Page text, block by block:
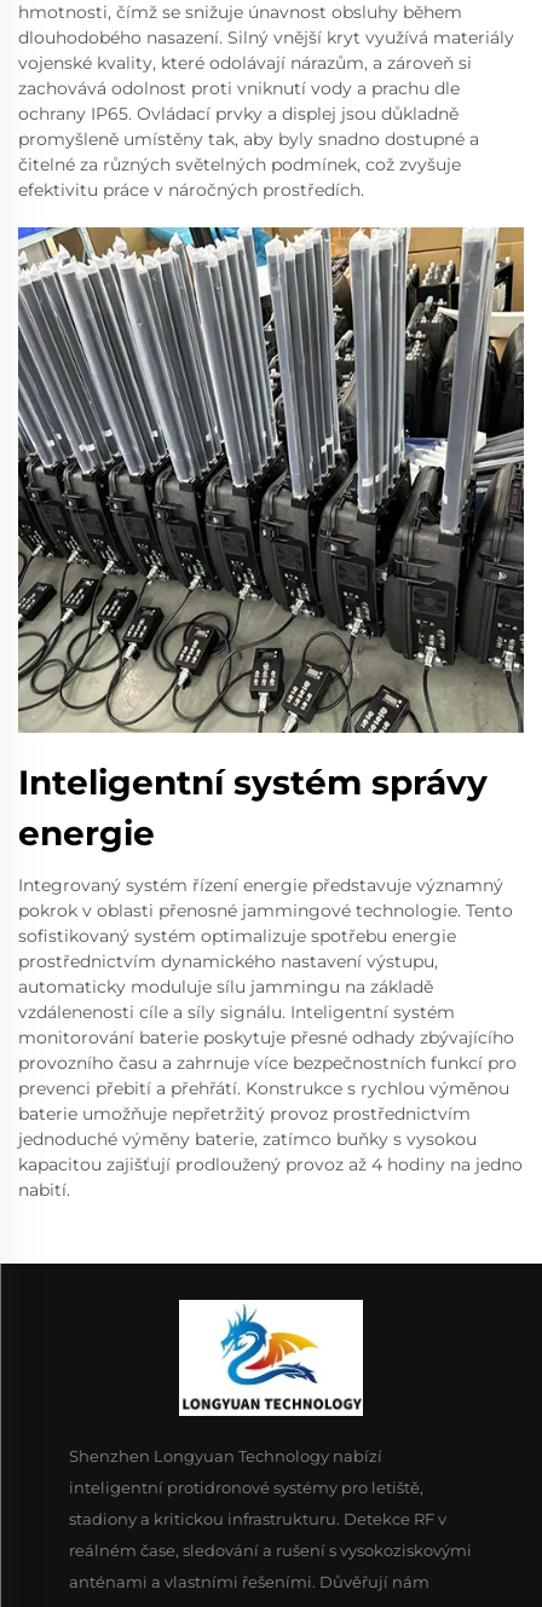
hmotnosti, čímž se snižuje únavnost obsluhy během
dlouhodobého nasazení. Silný vnější kryt využívá materiály
vojenské kvality, které odolávají nárazům, a zároveň si
zachovává odolnost proti vniknutí vody a prachu dle
ochrany IP65. Ovládací prvky a displej jsou důkladně
promyšleně umístěny tak, aby byly snadno dostupné a
čitelné za různých světelných podmínek, což zvyšuje
efektivitu práce v náročných prostředích.
Inteligentní systém správy
energie
Integrovaný systém řízení energie představuje významný
pokrok v oblasti přenosné jammingové technologie. Tento
sofistikovaný systém optimalizuje spotřebu energie
prostřednictvím dynamického nastavení výstupu,
automaticky moduluje sílu jammingu na základě
vzdálenenosti cíle a síly signálu. Inteligentní systém
monitorování baterie poskytuje přesné odhady zbývajícího
provozního času a zahrnuje více bezpečnostních funkcí pro
prevenci přebití a přehřátí. Konstrukce s rychlou výměnou
baterie umožňuje nepřetržitý provoz prostřednictvím
jednoduché výměny baterie, zatímco buňky s vysokou
kapacitou zajišťují prodloužený provoz až 4 hodiny na jedno
nabití.
Shenzhen Longyuan Technology nabízí
inteligentní protidronové systémy pro letiště,
stadiony a kritickou infrastrukturu. Detekce RF v
reálném čase, sledování a rušení s vysokoziskovými
anténami a vlastními řešeními. Důvěřují nám